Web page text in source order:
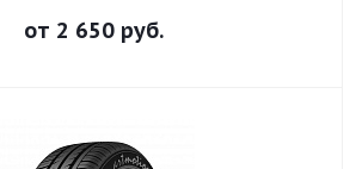
от 2 650руб.